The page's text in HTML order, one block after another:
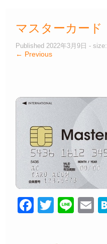
マスターカード
Published 2022年3月9日 - size:
← Previous
F
T
Li
E